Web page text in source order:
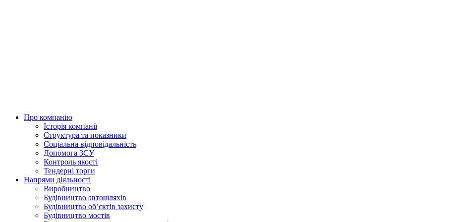
Про компанію
Історія компанії
Структура та показники
Соціальна відповідальність
Допомога ЗСУ
Контроль якості
Тендерні торги
Напрями діяльності
Виробництво
Будівництво автошляхів
Будівництво обʼєктів захисту
Будівництво мостів